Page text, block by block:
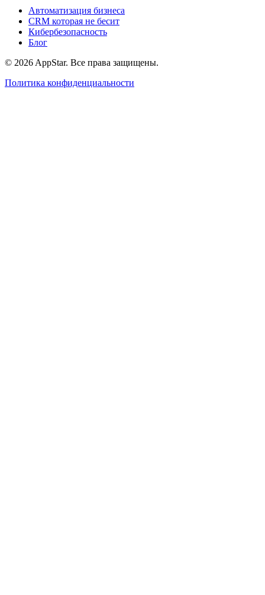
Автоматизация бизнеса
CRM которая не бесит
Кибербезопасность
Блог
© 2026 AppStar. Все права защищены.
Политика конфиденциальности